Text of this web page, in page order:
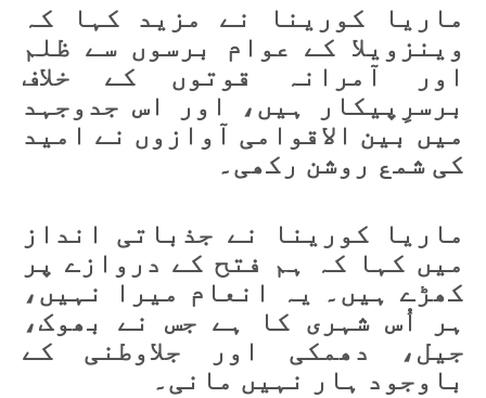
ماریا کورینا نے مزید کہا کہ
وینزویلا کے عوام برسوں سے ظلم
اور آمرانہ قوتوں کے خلاف
برسرِپیکار ہیں، اور اس جدوجہد
میں بین الاقوامی آوازوں نے امید
کی شمع روشن رکھی۔
ماریا کورینا نے جذباتی انداز
میں کہا کہ ہم فتح کے دروازے پر
کھڑے ہیں۔ یہ انعام میرا نہیں،
ہر اُس شہری کا ہے جس نے بھوک،
جیل، دھمکی اور جلاوطنی کے
باوجود ہار نہیں مانی۔